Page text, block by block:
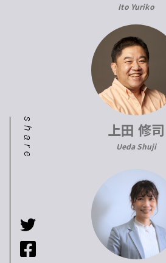
Ito Yuriko
上田 修司
Ueda Shuji